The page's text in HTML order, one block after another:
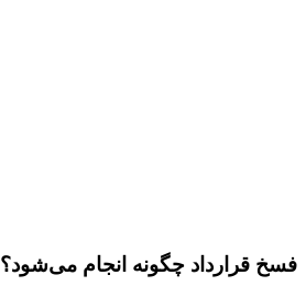
فسخ قرارداد چگونه انجام می‌شود؟